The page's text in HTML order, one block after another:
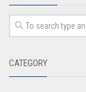
CATEGORY